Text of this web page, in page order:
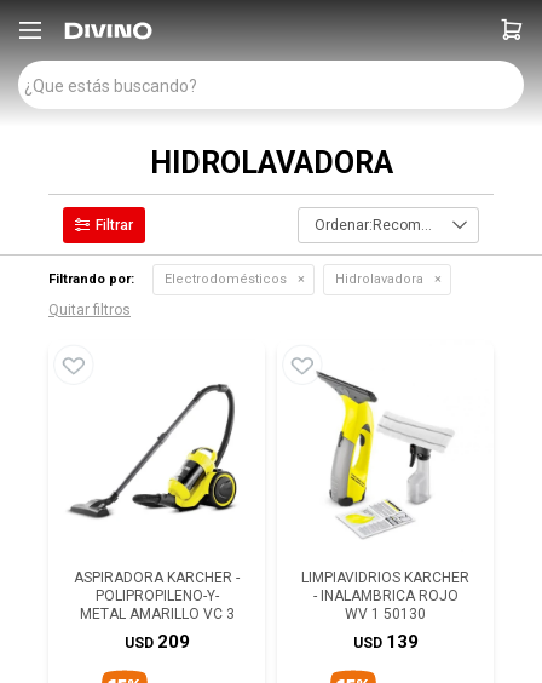

HIDROLAVADORA
Recomendados
Filtrando por: Electrodomésticos Hidrolavadora
Quitar filtros
ASPIRADORA KARCHER -
POLIPROPILENO-Y-
METAL AMARILLO VC 3
USD 209
LIMPIAVIDRIOS KARCHER
- INALAMBRICA ROJO
WV 1 50130
USD 139